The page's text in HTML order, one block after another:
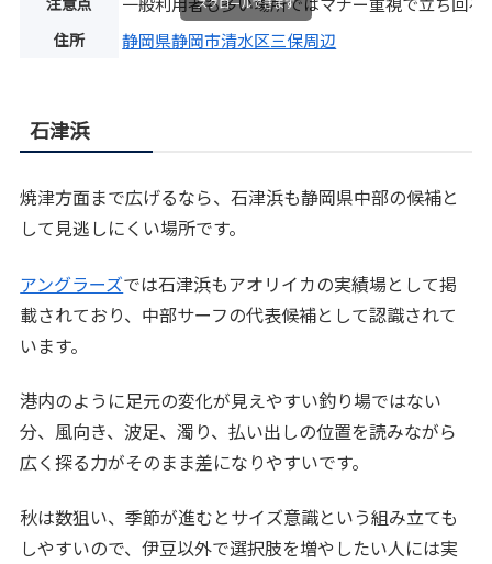
住所 静岡県静岡市清水区三保周辺
石津浜
焼津方面まで広げるなら、石津浜も静岡県中部の候補と
して見逃しにくい場所です。
アングラーズでは石津浜もアオリイカの実績場として掲
載されており、中部サーフの代表候補として認識されて
います。
港内のように足元の変化が見えやすい釣り場ではない
分、風向き、波足、濁り、払い出しの位置を読みながら
広く探る力がそのまま差になりやすいです。
秋は数狙い、季節が進むとサイズ意識という組み立ても
しやすいので、伊豆以外で選択肢を増やしたい人には実